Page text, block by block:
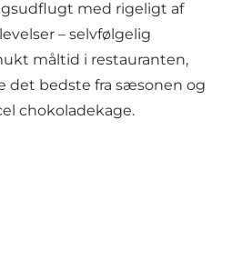
med rigeligt af
– selvfølgelig
måltid i restauranten,
det bedste fra sæsonen og
chokoladekage.